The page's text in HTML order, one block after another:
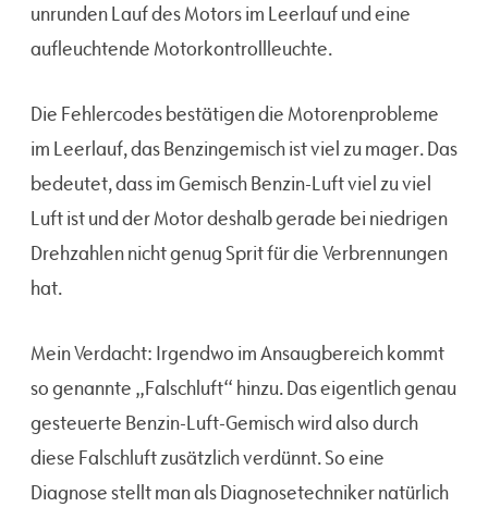
unrunden Lauf des Motors im Leerlauf und eine
aufleuchtende Motorkontrollleuchte.
Die Fehlercodes bestätigen die Motorenprobleme
im Leerlauf, das Benzingemisch ist viel zu mager. Das
bedeutet, dass im Gemisch Benzin-Luft viel zu viel
Luft ist und der Motor deshalb gerade bei niedrigen
Drehzahlen nicht genug Sprit für die Verbrennungen
hat.
Mein Verdacht: Irgendwo im Ansaugbereich kommt
so genannte „Falschluft“ hinzu. Das eigentlich genau
gesteuerte Benzin-Luft-Gemisch wird also durch
diese Falschluft zusätzlich verdünnt. So eine
Diagnose stellt man als Diagnosetechniker natürlich